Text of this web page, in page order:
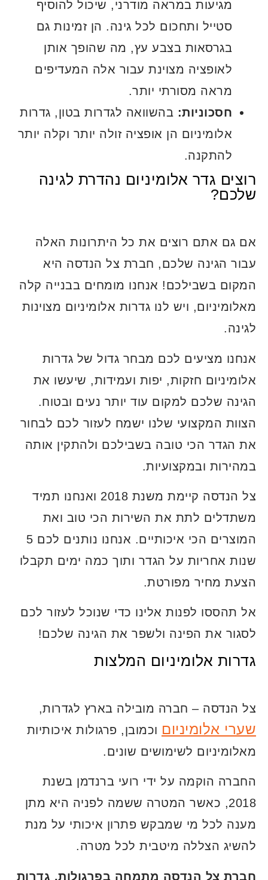
מגיעות במראה מודרני, שיכול להוסיף
סטייל ותחכום לכל גינה. הן זמינות גם
בגרסאות בצבע עץ, מה שהופך אותן
לאופציה מצוינת עבור אלה המעדיפים
מראה מסורתי יותר.
חסכוניות: בהשוואה לגדרות בטון, גדרות
אלומיניום הן אופציה זולה יותר וקלה יותר
להתקנה.
רוצים גדר אלומיניום נהדרת לגינה
שלכם?
אם גם אתם רוצים את כל היתרונות האלה
עבור הגינה שלכם, חברת צל הנדסה היא
המקום בשבילכם! אנחנו מומחים בבנייה קלה
מאלומיניום, ויש לנו גדרות אלומיניום מצוינות
לגינה.
אנחנו מציעים לכם מבחר גדול של גדרות
אלומיניום חזקות, יפות ועמידות, שיעשו את
הגינה שלכם למקום עוד יותר נעים ובטוח.
הצוות המקצועי שלנו ישמח לעזור לכם לבחור
את הגדר הכי טובה בשבילכם ולהתקין אותה
במהירות ובמקצועיות.
צל הנדסה קיימת משנת 2018 ואנחנו תמיד
משתדלים לתת את השירות הכי טוב ואת
המוצרים הכי איכותיים. אנחנו נותנים לכם 5
שנות אחריות על הגדר ותוך כמה ימים תקבלו
הצעת מחיר מפורטת.
אל תהססו לפנות אלינו כדי שנוכל לעזור לכם
לסגור את הפינה ולשפר את הגינה שלכם!
גדרות אלומיניום המלצות
צל הנדסה – חברה מובילה בארץ לגדרות,
שערי אלומיניום וכמובן, פרגולות איכותיות
מאלומיניום לשימושים שונים.
החברה הוקמה על ידי רועי ברנדמן בשנת
2018, כאשר המטרה ששמה לפניה היא מתן
מענה לכל מי שמבקש פתרון איכותי על מנת
להשיג הצללה מיטבית לכל מטרה.
חברת צל הנדסה מתמחה בפרגולות, גדרות